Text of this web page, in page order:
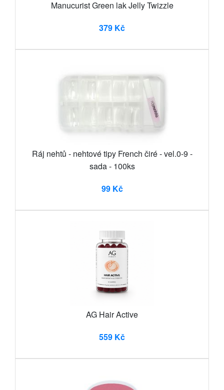
Manucurist Green lak Jelly Twizzle
379 Kč
Ráj nehtů - nehtové tipy French čiré - vel.0-9 -
sada - 100ks
99 Kč
AG Hair Active
559 Kč